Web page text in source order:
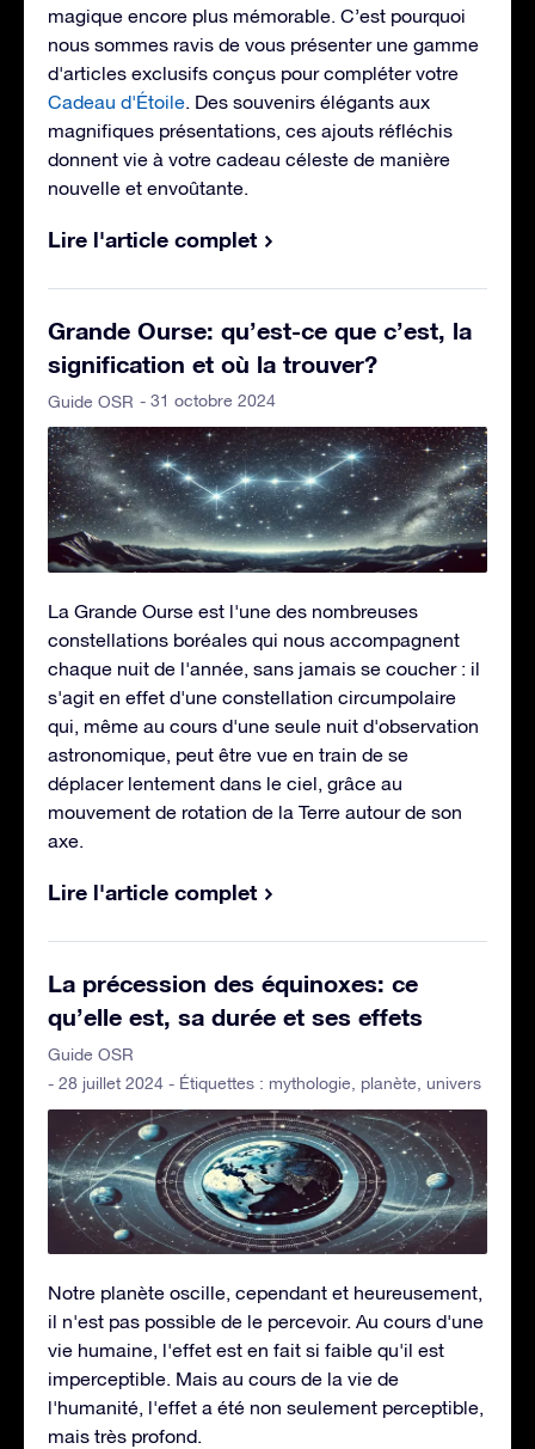
magique encore plus mémorable. C’est pourquoi
nous sommes ravis de vous présenter une gamme
d'articles exclusifs conçus pour compléter votre
Cadeau d'Étoile. Des souvenirs élégants aux
magnifiques présentations, ces ajouts réfléchis
donnent vie à votre cadeau céleste de manière
nouvelle et envoûtante.
Lire l'article complet
Grande Ourse: qu’est-ce que c’est, la
signification et où la trouver?
Guide OSR - 31 octobre 2024
La Grande Ourse est l'une des nombreuses
constellations boréales qui nous accompagnent
chaque nuit de l'année, sans jamais se coucher : il
s'agit en effet d'une constellation circumpolaire
qui, même au cours d'une seule nuit d'observation
astronomique, peut être vue en train de se
déplacer lentement dans le ciel, grâce au
mouvement de rotation de la Terre autour de son
axe.
Lire l'article complet
La précession des équinoxes: ce
qu’elle est, sa durée et ses effets
Guide OSR
- 28 juillet 2024 - Étiquettes : mythologie planète univers
Notre planète oscille, cependant et heureusement,
il n'est pas possible de le percevoir. Au cours d'une
vie humaine, l'effet est en fait si faible qu'il est
imperceptible. Mais au cours de la vie de
l'humanité, l'effet a été non seulement perceptible,
mais très profond.